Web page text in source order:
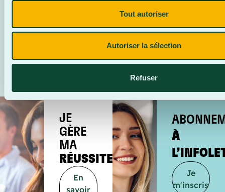
Tout autoriser
Autoriser la sélection
Refuser
JE
GÈRE
MA
RÉUSSITE
En
savoir
À
Je
m'inscris